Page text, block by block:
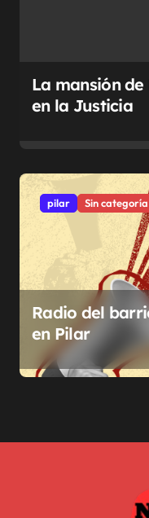
La mansión
en la Justicia
pilar Sin categoría
Radio del
en Pilar